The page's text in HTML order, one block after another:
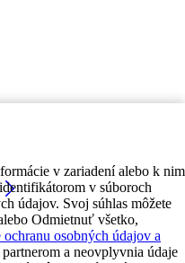
v zariadení alebo k nim
v súboroch
údajov. Svoj súhlas môžete
Odmietnuť všetko,
osobných údajov a
a neovplyvnia údaje